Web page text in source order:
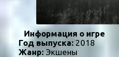
Информация о игре
Год выпуска: 2018
Жанр: Экшены